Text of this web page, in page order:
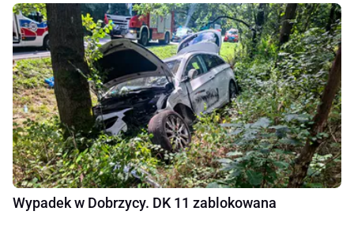
Wypadek w Dobrzycy. DK 11 zablokowana